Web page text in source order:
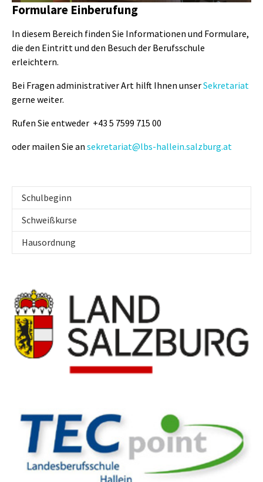
Formulare Einberufung
In diesem Bereich finden Sie Informationen und Formulare,
die den Eintritt und den Besuch der Berufsschule
erleichtern.
Bei Fragen administrativer Art hilft Ihnen unserSekretariat
gerne weiter.
Rufen Sie entweder +43 5 7599 715 00
oder mailen Sie an sekretariat@lbs-hallein.salzburg.at
Schulbeginn
Schweißkurse
Hausordnung